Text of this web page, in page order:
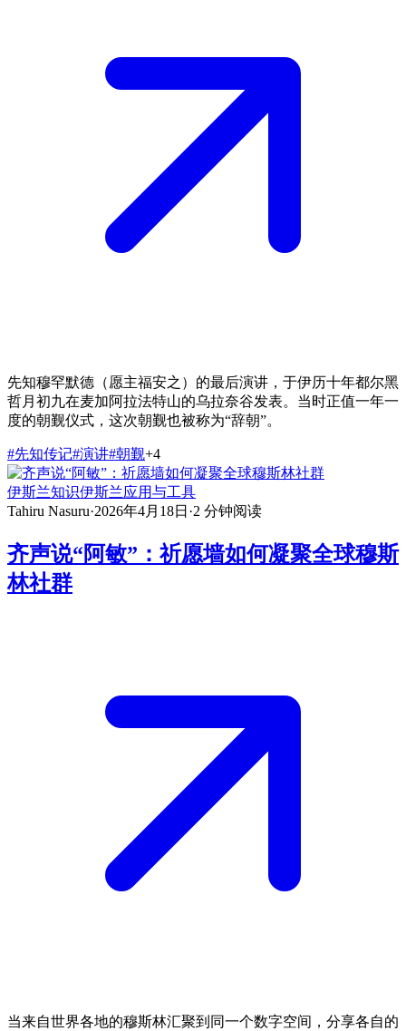
先知穆罕默德（愿主福安之）的最后演讲，于伊历十年都尔黑
哲月初九在麦加阿拉法特山的乌拉奈谷发表。当时正值一年一
度的朝觐仪式，这次朝觐也被称为“辞朝”。
#先知传记#演讲#朝觐+4
伊斯兰知识伊斯兰应用与工具
Tahiru Nasuru·2026年4月18日 ·2 分钟阅读
齐声说“阿敏”：祈愿墙如何凝聚全球穆斯
林社群
当来自世界各地的穆斯林汇聚到同一个数字空间，分享各自的